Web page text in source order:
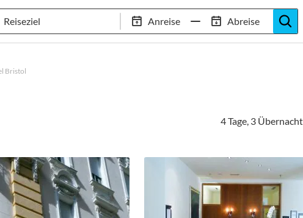
Anreise Abreise
97,8% Weiterempfehlungsrate 20+ Jahre Trainingslager-
Bristol
4 Tage, 3